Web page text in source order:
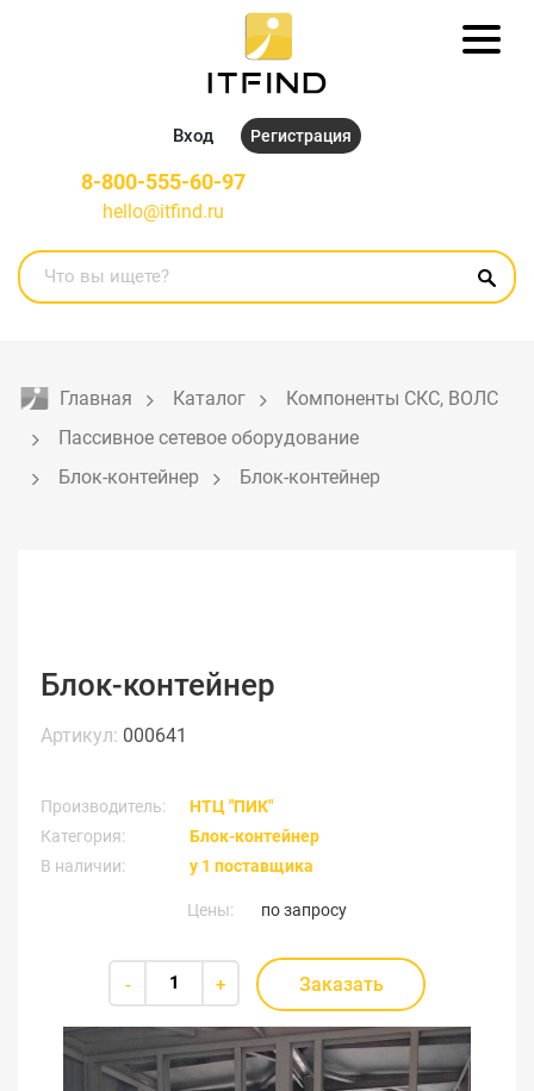
Вход Регистрация
8-800-555-60-97
hello@itfind.ru
Главная Каталог
Компоненты СКС, ВОЛС
Пассивное сетевое оборудование
Блок-контейнер
Блок-контейнер
Блок-контейнер
Артикул: 000641
Производитель:
НТЦ "ПИК"
Категория:
Блок-контейнер
В наличии:
у 1 поставщика
Цены: по запросу
- + Заказать